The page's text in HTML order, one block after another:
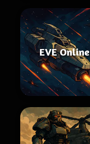
EVE Online